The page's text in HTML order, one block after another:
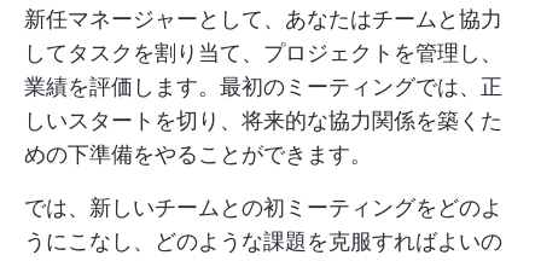
新任マネージャーとして、あなたはチームと協力
してタスクを割り当て、プロジェクトを管理し、
業績を評価します。最初のミーティングでは、正
しいスタートを切り、将来的な協力関係を築くた
めの下準備をやることができます。
では、新しいチームとの初ミーティングをどのよ
うにこなし、どのような課題を克服すればよいの